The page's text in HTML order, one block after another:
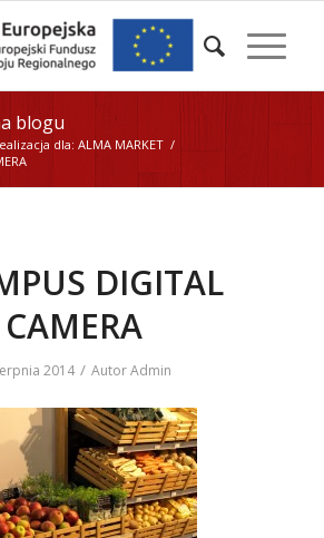
blogu
dla: ALMA MARKET /
DIGITAL
CAMERA
2014 / AutorAdmin